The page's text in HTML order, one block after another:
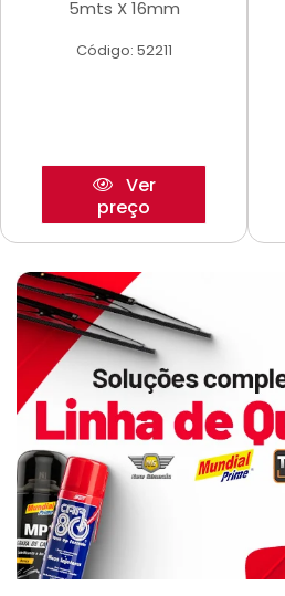
5mts X 16mm
Código: 52211
Ver
preço